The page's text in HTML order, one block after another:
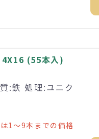
4X16 (55本入)
:鉄 処理:ユニク
1～9本までの価格